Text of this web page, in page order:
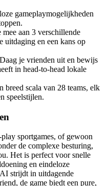
gameplaymogelijkheden
mee aan 3 verschillende
uitdaging en een kans op
je vrienden uit en bewijs
in head-to-head lokale
breed scala van 28 teams, elk
speelstijlen.
sportgames, of gewoon
de complexe besturing,
Het is perfect voor snelle
en eindeloze
strijdt in uitdagende
de game biedt een pure,